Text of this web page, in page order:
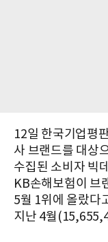
12일 한국기업평
사 브랜드를 대상
수집된 소비자 빅
KB손해보험이 브
5월 1위에 올랐다
지난 4월